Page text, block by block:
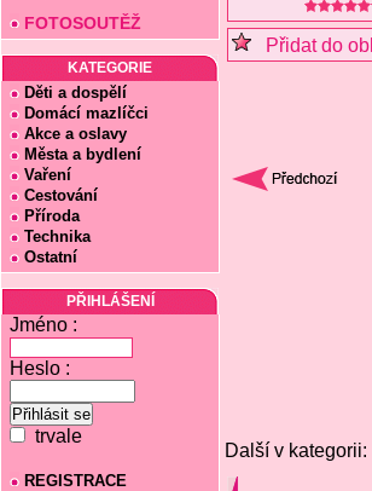
FOTOSOUTĚŽ
KATEGORIE
Děti a dospělí
Domácí mazlíčci
Akce a oslavy
Města a bydlení
Vaření
Cestování
Příroda
Technika
Ostatní
PŘIHLÁŠENÍ
Jméno :
Heslo :
trvale
REGISTRACE
Přidat do
Další v kategorii: